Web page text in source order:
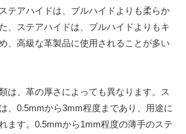
テアハイドは、ブルハイドよりも柔らか
、ステアハイドは、ブルハイドよりもキ
、高級な革製品に使用されることが多い
は、革の厚さによっても異なります。ス
、0.5mmから3mm程度まであり、用途に
ます。0.5mmから1mm程度の薄手のステ